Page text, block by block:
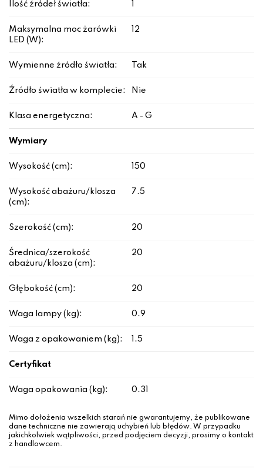
Ilość źródeł światła:
Maksymalna moc żarówki
LED (W):
12
Wymienne źródło światła: Tak
Źródło światła w komplecie: Nie
Klasa energetyczna: A - G
Wymiary
Wysokość (cm): 150
Wysokość abażuru/klosza
(cm):
7.5
Szerokość (cm): 20
Średnica/szerokość
abażuru/klosza (cm):
20
Głębokość (cm): 20
Waga lampy (kg): 0.9
Waga z opakowaniem (kg): 1.5
Certyfikat
Waga opakowania (kg): 0.31
Mimo dołożenia wszelkich starań nie gwarantujemy, że publikowane
dane techniczne nie zawierają uchybień lub błędów. W przypadku
jakichkolwiek wątpliwości, przed podjęciem decyzji, prosimy o kontakt
z handlowcem.